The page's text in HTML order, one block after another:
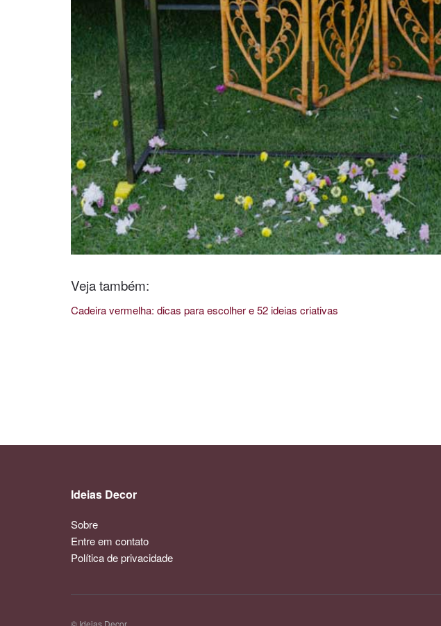
Veja também:
Cadeira vermelha: dicas para escolher e 52 ideias criativas
Ideias Decor
Sobre
Entre em contato
Política de privacidade
© Ideias Decor